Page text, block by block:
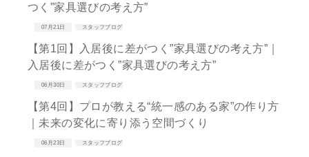
つく”家具選びの考え方”
07月21日 スタッフブログ
【第1回】入居後に差がつく”家具選びの考え方”｜
入居後に差がつく”家具選びの考え方”
06月30日 スタッフブログ
【第4回】プロが教える“統一感のある家”の作り方
｜未来の変化に寄り添う空間づくり
06月23日 スタッフブログ